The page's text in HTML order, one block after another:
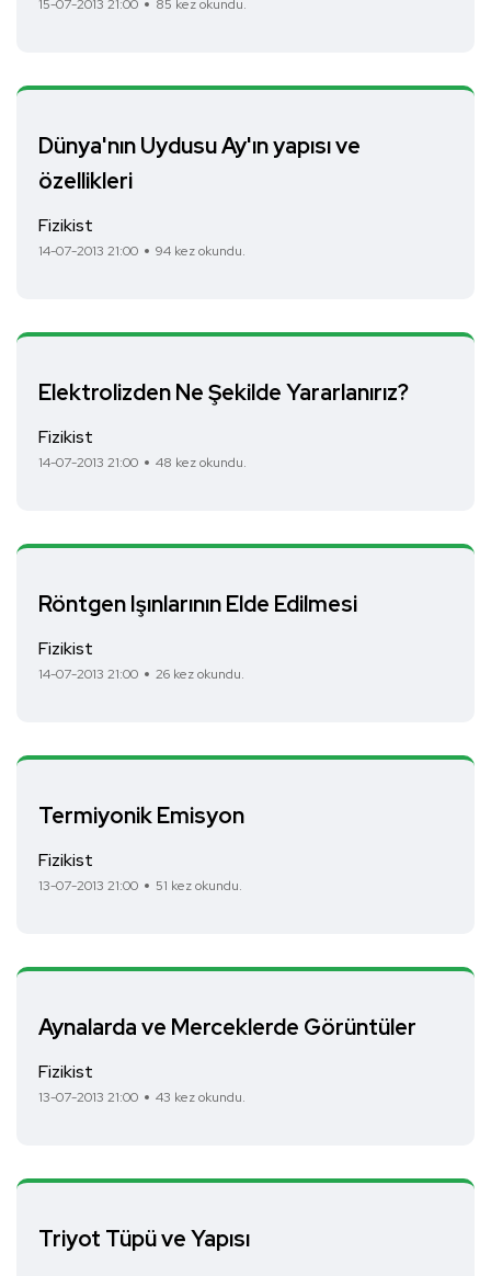
15-07-2013 21:00 85 kez okundu.
Dünya'nın Uydusu Ay'ın yapısı ve
özellikleri
Fizikist
14-07-2013 21:00 94 kez okundu.
Elektrolizden Ne Şekilde Yararlanırız?
Fizikist
14-07-2013 21:00 48 kez okundu.
Röntgen Işınlarının Elde Edilmesi
Fizikist
14-07-2013 21:00 26 kez okundu.
Termiyonik Emisyon
Fizikist
13-07-2013 21:00 51 kez okundu.
Aynalarda ve Merceklerde Görüntüler
Fizikist
13-07-2013 21:00 43 kez okundu.
Triyot Tüpü ve Yapısı